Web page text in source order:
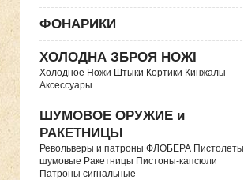
ФОНАРИКИ
ХОЛОДНА ЗБРОЯ НОЖІ
Холодное Ножи Штыки Кортики Кинжалы
Аксессуары
ШУМОВОЕ ОРУЖИЕ и
РАКЕТНИЦЫ
Револьверы и патроны ФЛОБЕРА Пистолеты
шумовые Ракетницы Пистоны-капсюли
Патроны сигнальные